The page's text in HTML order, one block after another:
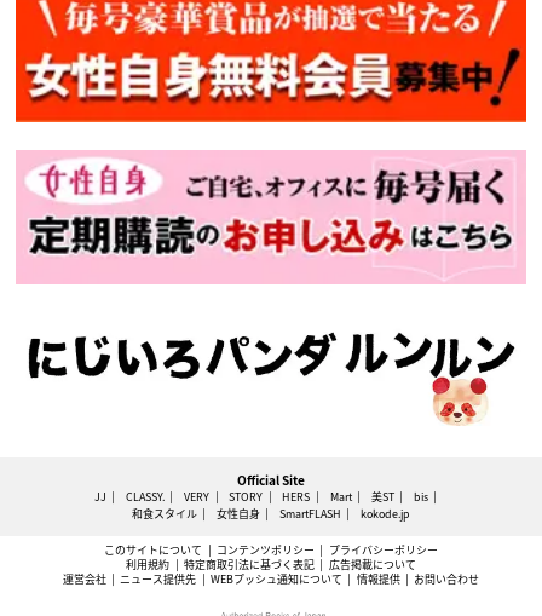
Official Site
JJ CLASSY. VERY STORY HERS Mart 美ST
bis
和食スタイル
女性自身 SmartFLASH kokode.jp
このサイトについて コンテンツポリシー
プライバシーポリシー
利用規約
特定商取引法に基づく表記
広告掲載について
運営会社
ニュース提供先 WEBプッシュ通知について 情報提供 お問い合わせ